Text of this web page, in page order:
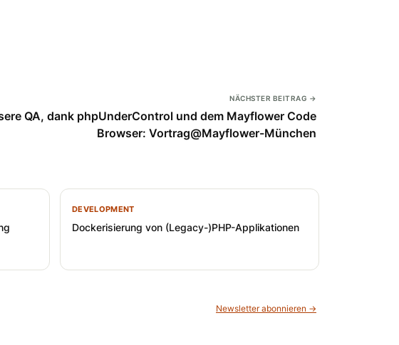
NÄCHSTER BEITRAG →
QA, dank phpUnderControl und dem Mayflower Code
Browser: Vortrag@Mayflower-München
DEVELOPMENT
Dockerisierung von (Legacy-)PHP-Applikationen
Newsletter abonnieren →